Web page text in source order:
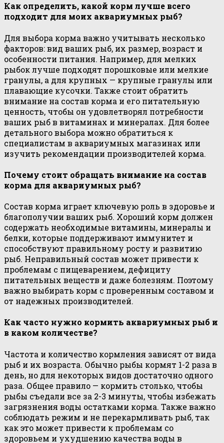
Как определить, какой корм лучше всего
подходит для моих аквариумных рыб?
Для выбора корма важно учитывать несколько
факторов: вид ваших рыб, их размер, возраст и
особенности питания. Например, для мелких
рыбок лучше подходят порошковые или мелкие
гранулы, а для крупных — крупные гранулы или
плавающие кусочки. Также стоит обратить
внимание на состав корма и его питательную
ценность, чтобы он удовлетворял потребности
ваших рыб в витаминах и минералах. Для более
детального выбора можно обратиться к
специалистам в аквариумных магазинах или
изучить рекомендации производителей корма.
Почему стоит обращать внимание на состав
корма для аквариумных рыб?
Состав корма играет ключевую роль в здоровье и
благополучии ваших рыб. Хороший корм должен
содержать необходимые витамины, минералы и
белки, которые поддерживают иммунитет и
способствуют правильному росту и развитию
рыб. Неправильный состав может привести к
проблемам с пищеварением, дефициту
питательных веществ и даже болезням. Поэтому
важно выбирать корм с проверенным составом и
от надежных производителей.
Как часто нужно кормить аквариумных рыб и
в каком количестве?
Частота и количество кормления зависят от вида
рыб и их возраста. Обычно рыбы кормят 1-2 раза в
день, но для некоторых видов достаточно одного
раза. Общее правило — кормить столько, чтобы
рыбы съедали все за 2-3 минуты, чтобы избежать
загрязнения воды остатками корма. Также важно
соблюдать режим и не перекармливать рыб, так
как это может привести к проблемам со
здоровьем и ухудшению качества воды в